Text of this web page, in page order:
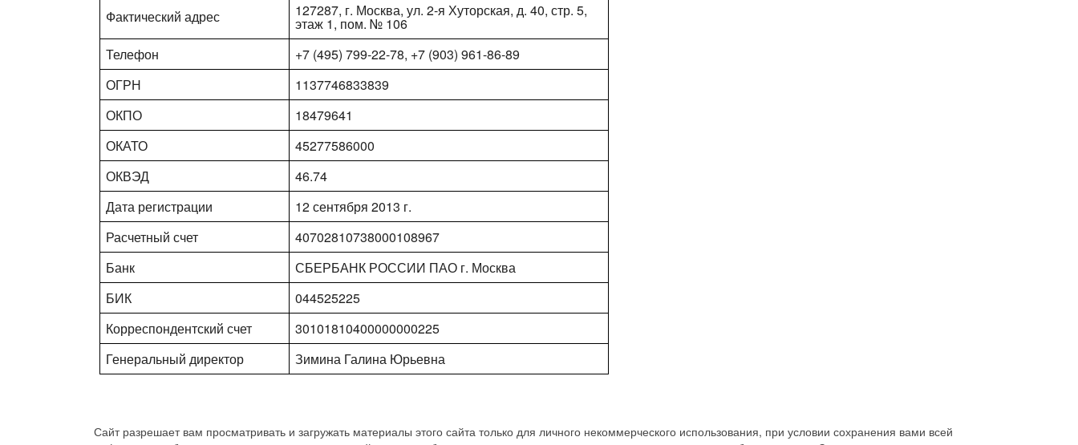
Фактический адрес
127287, г. Москва, ул. 2-я Хуторская, д. 40, стр. 5,
этаж 1, пом. № 106
Телефон
+7 (495) 799-22-78, +7 (903) 961-86-89
ОГРН
1137746833839
ОКПО
18479641
ОКАТО
45277586000
ОКВЭД
46.74
Дата регистрации
12 сентября 2013 г.
Расчетный счет
40702810738000108967
Банк
СБЕРБАНК РОССИИ ПАО г. Москва
БИК
044525225
Корреспондентский счет
30101810400000000225
Генеральный директор
Зимина Галина Юрьевна
Сайт разрешает вам просматривать и загружать материалы этого сайта только для личного некоммерческого использования, при условии сохранения вами всей